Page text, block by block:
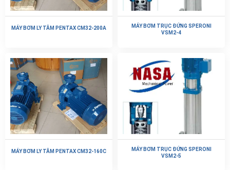
MÁY BƠM LY TÂM PENTAX CM32-200A
MÁY BƠM TRỤC ĐỨNG SPERONI
VSM2-4
MÁY BƠM LY TÂM PENTAX CM32-160C
MÁY BƠM TRỤC ĐỨNG SPERONI
VSM2-5